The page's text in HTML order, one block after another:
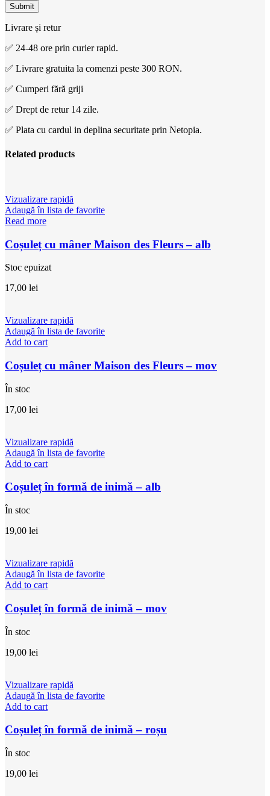
Livrare și retur
✅ 24-48 ore prin curier rapid.
✅ Livrare gratuita la comenzi peste 300 RON.
✅ Cumperi fără griji
✅ Drept de retur 14 zile.
✅ Plata cu cardul in deplina securitate prin Netopia.
Related products
Vizualizare rapidă
Adaugă în lista de favorite
Read more
Coșuleț cu mâner Maison des Fleurs – alb
Stoc epuizat
17,00 lei
Vizualizare rapidă
Adaugă în lista de favorite
Add to cart
Coșuleț cu mâner Maison des Fleurs – mov
În stoc
17,00 lei
Vizualizare rapidă
Adaugă în lista de favorite
Add to cart
Coșuleț în formă de inimă – alb
În stoc
19,00 lei
Vizualizare rapidă
Adaugă în lista de favorite
Add to cart
Coșuleț în formă de inimă – mov
În stoc
19,00 lei
Vizualizare rapidă
Adaugă în lista de favorite
Add to cart
Coșuleț în formă de inimă – roșu
În stoc
19,00 lei